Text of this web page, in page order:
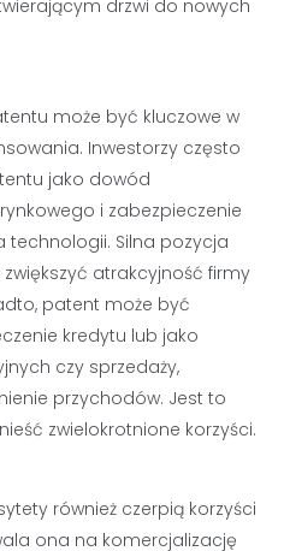
drzwi do nowych
może być kluczowe w
Inwestorzy często
jako dowód
i zabezpieczenie
technologii. Silna pozycja
atrakcyjność firmy
patent może być
kredytu lub jako
czy sprzedaży,
przychodów. Jest to
zwielokrotnione korzyści.
również czerpią korzyści
ona na komercjalizację